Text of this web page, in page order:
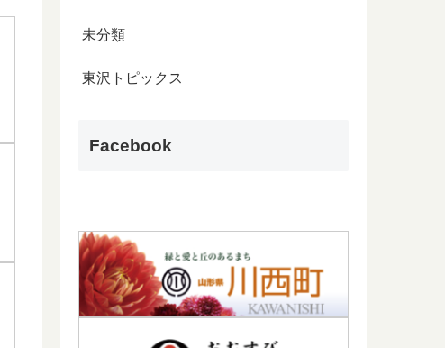
未分類
東沢トピックス
Facebook